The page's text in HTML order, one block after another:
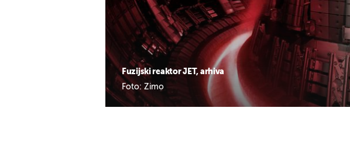
Fuzijski reaktor JET, arhiva
Foto: Zimo